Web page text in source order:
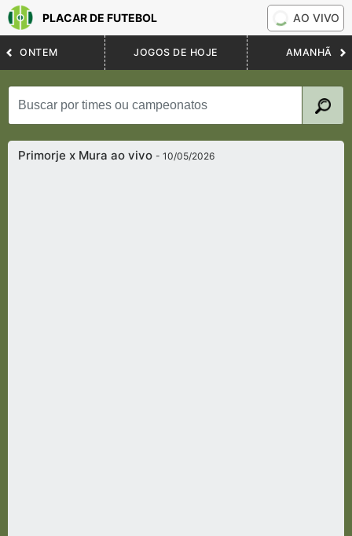
PLACAR DE FUTEBOL AO VIVO
ONTEM JOGOS DE HOJE AMANHÃ
Primorje x Mura ao vivo- 10/05/2026